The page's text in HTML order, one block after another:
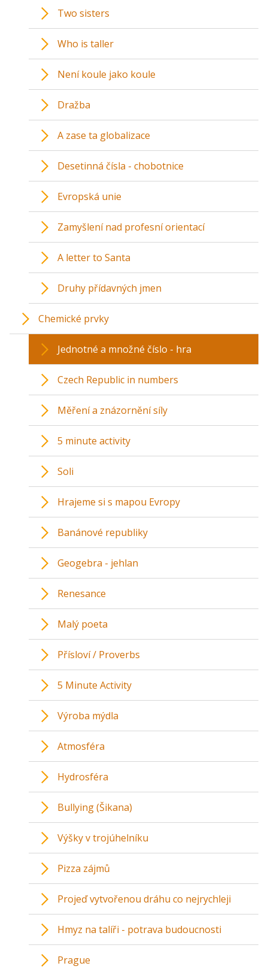
Two sisters
Who is taller
Není koule jako koule
Dražba
A zase ta globalizace
Desetinná čísla - chobotnice
Evropská unie
Zamyšlení nad profesní orientací
A letter to Santa
Druhy přídavných jmen
Chemické prvky
Jednotné a množné číslo - hra
Czech Republic in numbers
Měření a znázornění síly
5 minute activity
Soli
Hrajeme si s mapou Evropy
Banánové republiky
Geogebra - jehlan
Renesance
Malý poeta
Přísloví / Proverbs
5 Minute Activity
Výroba mýdla
Atmosféra
Hydrosféra
Bullying (Šikana)
Výšky v trojúhelníku
Pizza zájmů
Projeď vytvořenou dráhu co nejrychleji
Hmyz na talíři - potrava budoucnosti
Prague